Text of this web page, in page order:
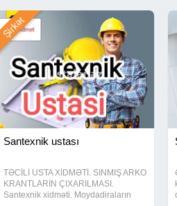
Santexnik ustası
TƏCİLİ USTA XİDMƏTİ. SINMIŞ ARKO
KRANTLARİN ÇIXARILMASI.
Santexnik xidməti. Moydadiraların
Şirkət